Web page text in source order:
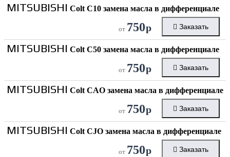
MITSUBISHI Colt C10 замена масла в дифференциале
от 750р Заказать
MITSUBISHI Colt C50 замена масла в дифференциале
от 750р Заказать
MITSUBISHI Colt CAO замена масла в дифференциале
от 750р Заказать
MITSUBISHI Colt CJO замена масла в дифференциале
от 750р Заказать